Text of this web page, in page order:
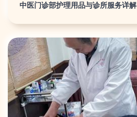
中医门诊部护理用品与诊所服务详解